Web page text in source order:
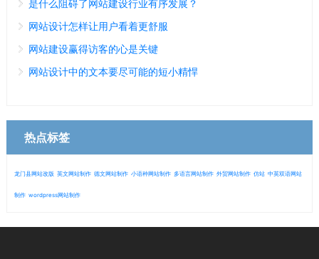
是什么阻碍了网站建设行业有序发展？
网站设计怎样让用户看着更舒服
网站建设赢得访客的心是关键
网站设计中的文本要尽可能的短小精悍
热点标签
龙门县网站改版 英文网站制作 德文网站制作 小语种网站制作 多语言网站制作 外贸网站制作 仿站 中英双语网站
制作 wordpress网站制作